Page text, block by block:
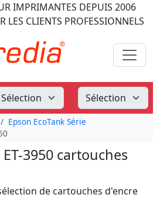
IMPRIMANTES DEPUIS 2006
CLIENTS PROFESSIONNELS
Epson EcoTank Série
3950 cartouches
de cartouches d'encre